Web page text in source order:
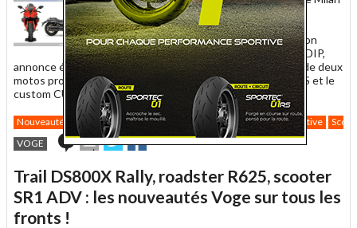
2025 étaient le scooter
"aventure" SR450X et le
roadster sportif R125S. Son
distributeur en France, la DIP,
annonce également à Moto-Net.Com la commercialisation de deux
motos prochainement dans l'Hexagone : la sportive RR660S et le
custom CU625.
Nouveautés 2026 Motos Catégorie Custom Roadster Sportive
VOGE
0
Envoyer
cet
à
un
ami
Partager
sur
Partager
sur
Trail DS800X Rally, roadster R625, scooter
SR1 ADV : les nouveautés Voge sur tous les
fronts !